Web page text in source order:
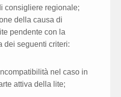
consigliere regionale;
della causa di
pendente con la
dei seguenti criteri:
nel caso in
attiva della lite;